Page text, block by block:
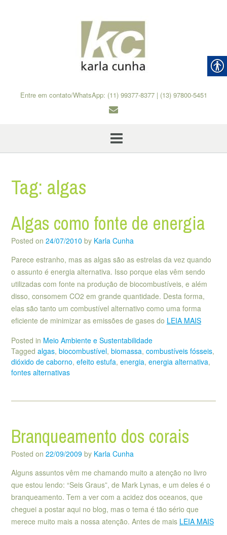
Entre em contato/WhatsApp: (11) 99377-8377 | (13) 97800-5451
Tag: algas
Algas como fonte de energia
Posted on 24/07/2010 by Karla Cunha
Parece estranho, mas as algas são as estrelas da vez quando
o assunto é energia alternativa. Isso porque elas vêm sendo
utilizadas com fonte na produção de biocombustíveis, e além
disso, consomem CO2 em grande quantidade. Desta forma,
elas são tanto um combustível alternativo como uma forma
eficiente de minimizar as emissões de gases do LEIA MAIS
Posted in Meio Ambiente e Sustentabilidade
Tagged algas, biocombustível, biomassa, combustíveis fósseis,
dióxido de caborno, efeito estufa, energia, energia alternativa,
fontes alternativas
Branqueamento dos corais
Posted on 22/09/2009 by Karla Cunha
Alguns assuntos vêm me chamando muito a atenção no livro
que estou lendo: “Seis Graus”, de Mark Lynas, e um deles é o
branqueamento. Tem a ver com a acidez dos oceanos, que
cheguei a postar aqui no blog, mas o tema é tão sério que
merece muito mais a nossa atenção. Antes de mais LEIA MAIS